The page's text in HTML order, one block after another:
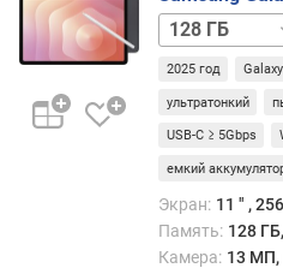
п
а
м
т
ь
128 ГБ
/
5G256 ГБ
256 ГБ
5G512 ГБ512
5G
2025 год
ультратонкий
USB-C ≥ 5Gbps
емкий
Экран: 11 ″ ,
Память: 128
Камера: 13 МП,